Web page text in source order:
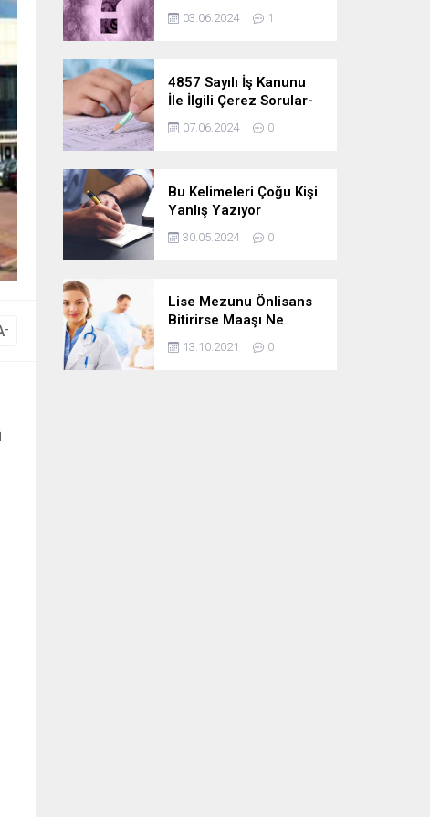
-
Deneme Sınavı
03.06.2024 1
4857 Sayılı İş Kanunu
İle İlgili Çerez Sorular-
Deneme Sınavı
07.06.2024 0
Bu Kelimeleri Çoğu Kişi
Yanlış Yazıyor
30.05.2024 0
Lise Mezunu Önlisans
Bitirirse Maaşı Ne
Kadar Artar
13.10.2021 0